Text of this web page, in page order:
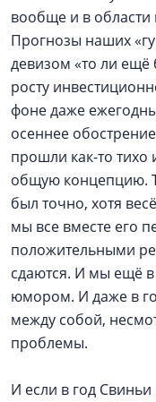
вообще и в области
Прогнозы наших
девизом «то ли ещё
росту
фоне даже
осеннее
прошли как-то тихо
общую концепцию.
был точно, хотя
мы все вместе его
положительными
сдаются. И мы ещё в
юмором. И даже в
между собой,
проблемы.
И если в год